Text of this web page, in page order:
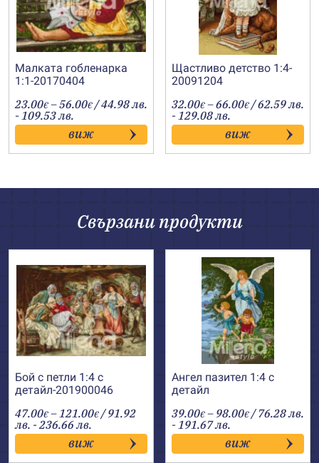
Малката гобленарка
1:1-20170404
23.00€ –56.00€Price
range:
23.00€
through
56.00€
/ 44.98 лв.
- 109.53 лв.
виж
Щастливо детство 1:4-
20091204
32.00€ –66.00€Price
range:
32.00€
through
66.00€
/ 62.59 лв.
- 129.08 лв.
виж
Свързани продукти
Бой с петли 1:4 с
детайл-201900046
47.00€ –121.00€Price
range:
47.00€
through
121.00€
/ 91.92
лв. - 236.66 лв.
виж
Ангел пазител 1:4 с
детайл
39.00€ – 98.00€Price
range:
39.00€
through
98.00€
/ 76.28 лв.
- 191.67 лв.
виж